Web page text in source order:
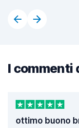
I commenti
ottimo buono